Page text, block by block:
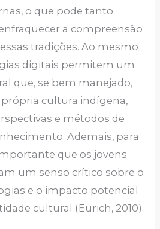
o que pode tanto
a compreensão
tradições. Ao mesmo
digitais permitem um
que, se bem manejado,
cultura indígena,
e métodos de
Ademais, para
que os jovens
um senso crítico sobre o
e o impacto potencial
cultural (Eurich, 2010).